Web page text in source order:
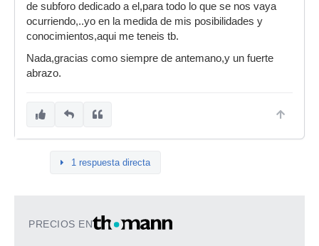
de subforo dedicado a el,para todo lo que se nos vaya
ocurriendo,..yo en la medida de mis posibilidades y
conocimientos,aqui me teneis tb.
Nada,gracias como siempre de antemano,y un fuerte
abrazo.
1 respuesta directa
PRECIOS EN